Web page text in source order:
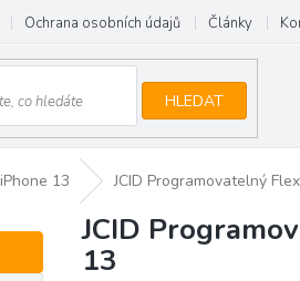
Ochrana osobních údajů Články
HLEDAT
iPhone 13 JCID Programovatelný
JCID
13